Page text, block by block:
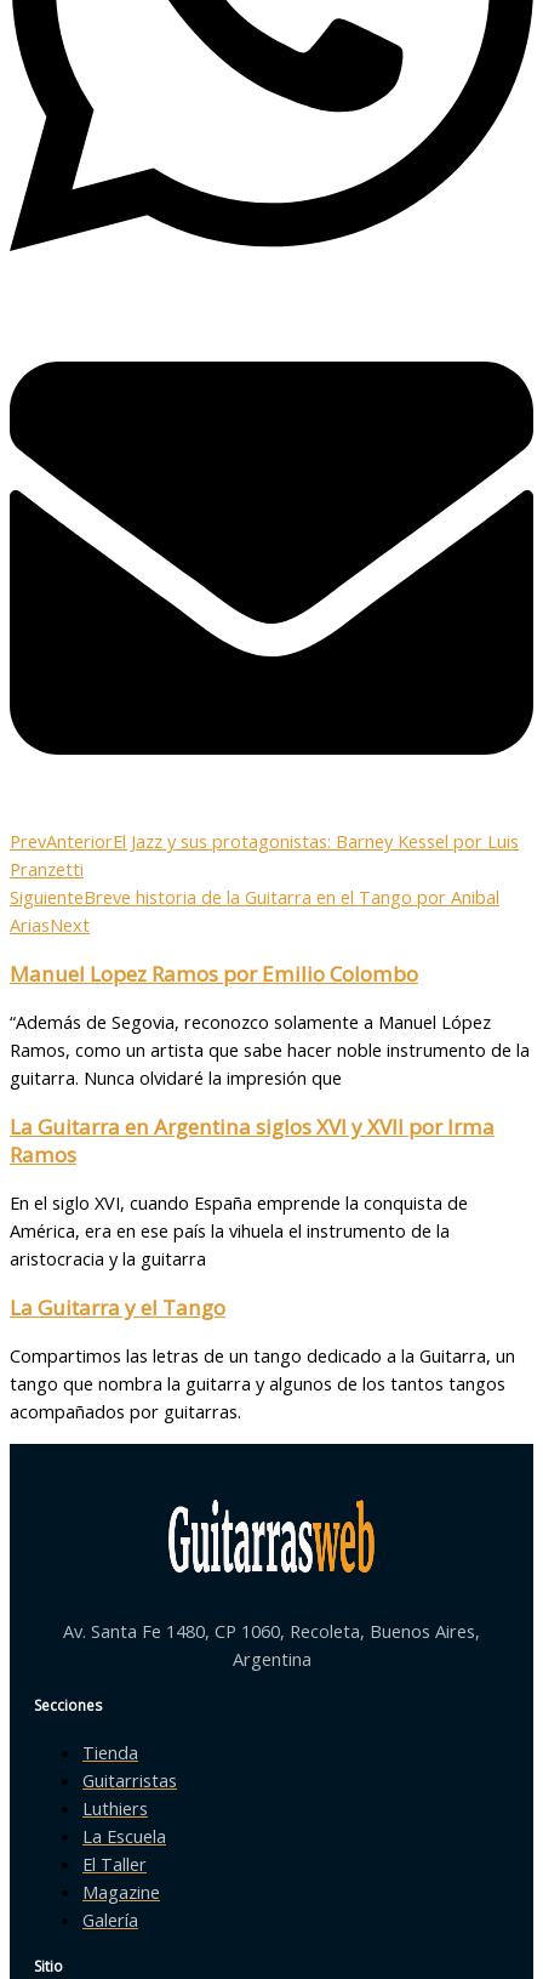
PrevAnteriorEl Jazz y sus protagonistas: Barney Kessel por Luis
Pranzetti
SiguienteBreve historia de la Guitarra en el Tango por Anibal
AriasNext
Manuel Lopez Ramos por Emilio Colombo
“Además de Segovia, reconozco solamente a Manuel López
Ramos, como un artista que sabe hacer noble instrumento de la
guitarra. Nunca olvidaré la impresión que
La Guitarra en Argentina siglos XVI y XVII por Irma
Ramos
En el siglo XVI, cuando España emprende la conquista de
América, era en ese país la vihuela el instrumento de la
aristocracia y la guitarra
La Guitarra y el Tango
Compartimos las letras de un tango dedicado a la Guitarra, un
tango que nombra la guitarra y algunos de los tantos tangos
acompañados por guitarras.
Av. Santa Fe 1480, CP 1060, Recoleta, Buenos Aires,
Argentina
Secciones
Tienda
Guitarristas
Luthiers
La Escuela
El Taller
Magazine
Galería
Sitio